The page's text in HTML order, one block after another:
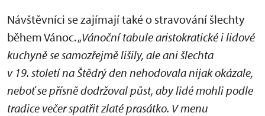
Návštěvníci se zajímají také o stravování šlechty
během Vánoc. „Vánoční tabule aristokratické i lidové
kuchyně se samozřejmě lišily, ale ani šlechta
v 19. století na Štědrý den nehodovala nijak okázale,
neboť se přísně dodržoval půst, aby lidé mohli podle
tradice večer spatřit zlaté prasátko. V menu